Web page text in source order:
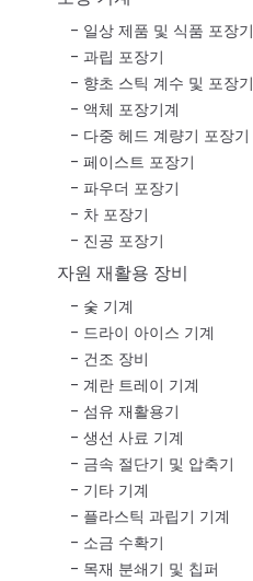
일상 제품 및 식품 포장기
과립 포장기
향초 스틱 계수 및 포장기
액체 포장기계
다중 헤드 계량기 포장기
페이스트 포장기
파우더 포장기
차 포장기
진공 포장기
자원 재활용 장비
숯 기계
드라이 아이스 기계
건조 장비
계란 트레이 기계
섬유 재활용기
생선 사료 기계
금속 절단기 및 압축기
기타 기계
플라스틱 과립기 기계
소금 수확기
목재 분쇄기 및 칩퍼